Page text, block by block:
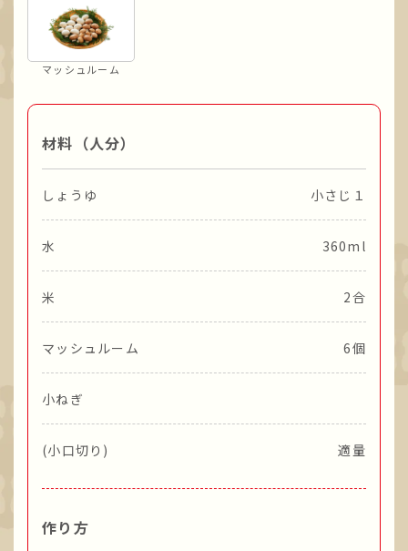
マッシュルーム
材料（人分）
しょうゆ 小さじ１
水 360ml
米 2合
マッシュルーム 6個
小ねぎ
(小口切り) 適量
作り方